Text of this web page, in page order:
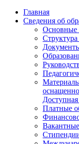
Главная
Сведения об
Основные
Доступная
Платные